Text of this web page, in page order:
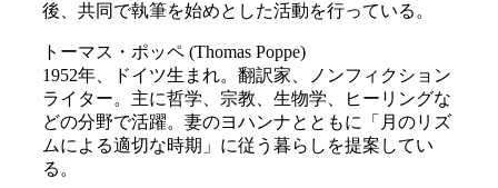
後、共同で執筆を始めとした活動を行っている。
トーマス・ポッペ (Thomas Poppe)
1952年、ドイツ生まれ。翻訳家、ノンフィクション
ライター。主に哲学、宗教、生物学、ヒーリングな
どの分野で活躍。妻のヨハンナとともに「月のリズ
ムによる適切な時期」に従う暮らしを提案してい
る。